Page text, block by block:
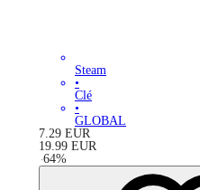
Steam
•
Clé
•
GLOBAL
7.29 EUR
19.99 EUR
-64%